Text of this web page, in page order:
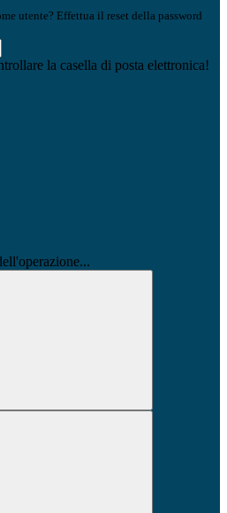
utente? Effettua il reset della password
la casella di posta elettronica!